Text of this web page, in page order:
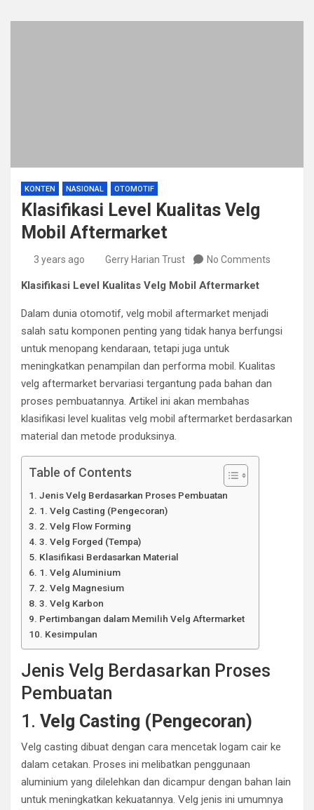
KONTEN NASIONAL OTOMOTIF
Klasifikasi Level Kualitas Velg
Mobil Aftermarket
3 years ago Gerry Harian Trust No Comments
Klasifikasi Level Kualitas Velg Mobil Aftermarket
Dalam dunia otomotif, velg mobil aftermarket menjadi
salah satu komponen penting yang tidak hanya berfungsi
untuk menopang kendaraan, tetapi juga untuk
meningkatkan penampilan dan performa mobil. Kualitas
velg aftermarket bervariasi tergantung pada bahan dan
proses pembuatannya. Artikel ini akan membahas
klasifikasi level kualitas velg mobil aftermarket berdasarkan
material dan metode produksinya.
Table of Contents
Jenis Velg Berdasarkan Proses Pembuatan
1. Velg Casting (Pengecoran)
2. Velg Flow Forming
3. Velg Forged (Tempa)
Klasifikasi Berdasarkan Material
1. Velg Aluminium
2. Velg Magnesium
3. Velg Karbon
Pertimbangan dalam Memilih Velg Aftermarket
Kesimpulan
Jenis Velg Berdasarkan Proses
Pembuatan
1. Velg Casting (Pengecoran)
Velg casting dibuat dengan cara mencetak logam cair ke
dalam cetakan. Proses ini melibatkan penggunaan
aluminium yang dilelehkan dan dicampur dengan bahan lain
untuk meningkatkan kekuatannya. Velg jenis ini umumnya